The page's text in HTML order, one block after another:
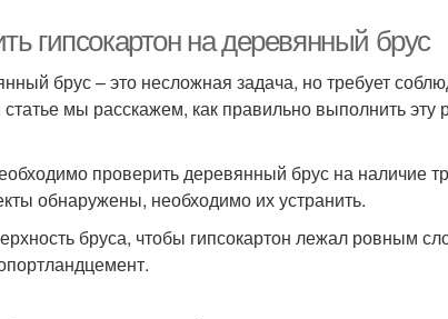
гипсокартон на деревянный брус
брус – это несложная задача, но требует
мы расскажем, как правильно выполнить эту
проверить деревянный брус на наличие
обнаружены, необходимо их устранить.
бруса, чтобы гипсокартон лежал ровным